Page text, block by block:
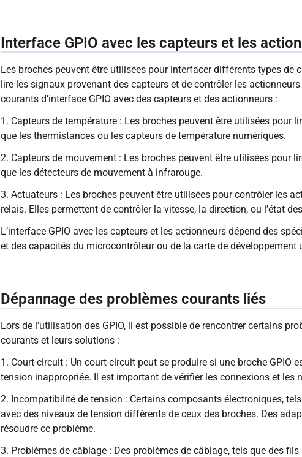
Interface GPIO avec les capteurs et les
Les broches peuvent être utilisées pour interfacer différents types de
lire les signaux provenant des capteurs et de contrôler les
courants d’interface GPIO avec des capteurs et des actionneurs :
1. Capteurs de température : Les broches peuvent être utilisées pour
que les thermistances ou les capteurs de température numériques.
2. Capteurs de mouvement : Les broches peuvent être utilisées pour
que les détecteurs de mouvement à infrarouge.
3. Actuateurs : Les broches peuvent être utilisées pour contrôler les
relais. Elles permettent de contrôler la vitesse, la direction, ou l’état
L’interface GPIO avec les capteurs et les actionneurs dépend des
et des capacités du microcontrôleur ou de la carte de développement
Dépannage des problèmes courants liés
Lors de l’utilisation des GPIO, il est possible de rencontrer certains
courants et leurs solutions :
1. Court-circuit : Un court-circuit peut se produire si une broche GPIO
tension inappropriée. Il est important de vérifier les connexions et les
2. Incompatibilité de tension : Certains composants électroniques,
avec des niveaux de tension différents de ceux des broches. Des
résoudre ce problème.
3. Problèmes de câblage : Des problèmes de câblage, tels que des